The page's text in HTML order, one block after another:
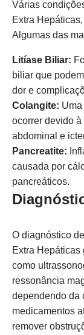
Várias
Extra
Algumas das
Litíase Biliar:
biliar que
dor e
Colangite:
ocorrer devido
abdominal e
Pancreatite:
causada por
pancreáticos.
O diagnóstico
Extra Hepáticas
como
ressonância
dependendo da
medicamentos
remover